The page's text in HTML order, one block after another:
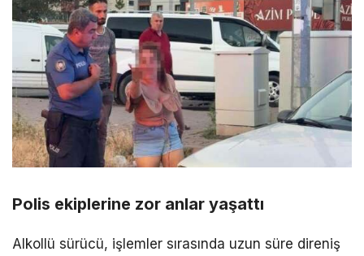
Polis ekiplerine zor anlar yaşattı
Alkollü sürücü, işlemler sırasında uzun süre direniş